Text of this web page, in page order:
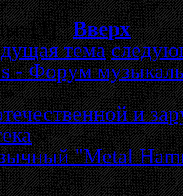
[1]Вверх
тема
- Форум
и
»
"Metal